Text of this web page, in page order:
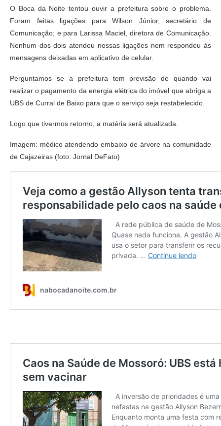
O Boca da Noite tentou ouvir a prefeitura sobre o problema.
Foram feitas ligações para Wilson Júnior, secretário de
Comunicação; e para Larissa Maciel, diretora de Comunicação.
Nenhum dos dois atendeu nossas ligações nem respondeu às
mensagens deixadas em aplicativo de celular.
Perguntamos se a prefeitura tem previsão de quando vai
realizar o pagamento da energia elétrica do imóvel que abriga a
UBS de Curral de Baixo para que o serviço seja restabelecido.
Logo que tivermos retorno, a matéria será atualizada.
Imagem: médico atendendo embaixo de árvore na comunidade
de Cajazeiras (foto: Jornal DeFato)